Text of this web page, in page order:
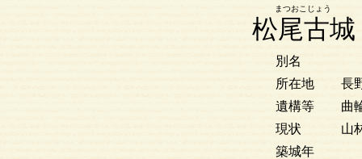
松尾古城
別名
所在地
長
遺構等
曲
現状
山
築城年
まつおこじょう